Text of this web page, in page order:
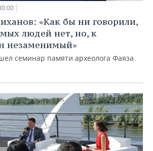
«Как бы ни говорили,
людей нет, но, к
незаменимый»
семинар памяти археолога Фаяза